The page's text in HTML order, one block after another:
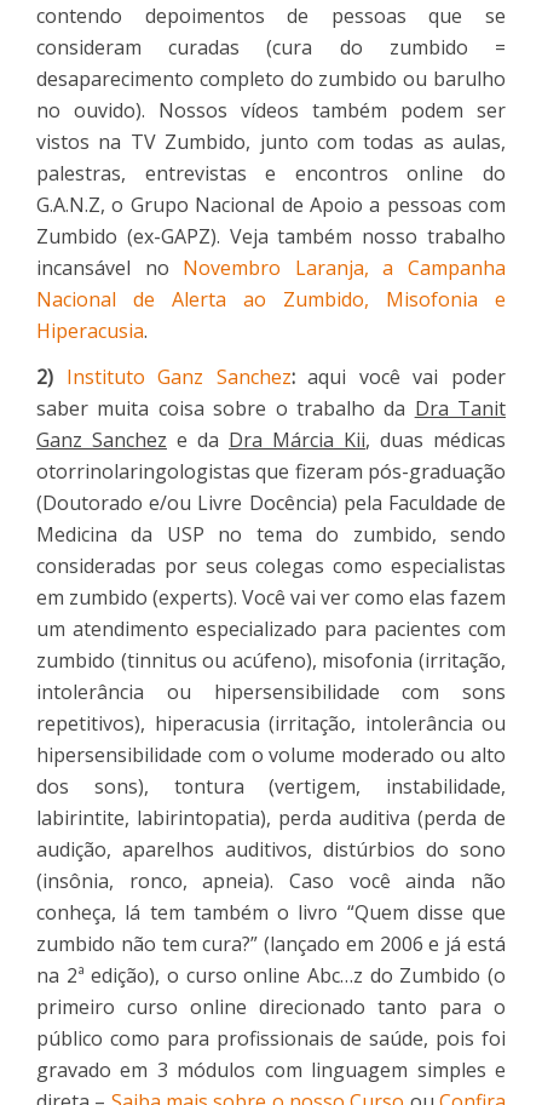
contendo depoimentos de pessoas que se
consideram curadas (cura do zumbido =
desaparecimento completo do zumbido ou barulho
no ouvido). Nossos vídeos também podem ser
vistos na TV Zumbido, junto com todas as aulas,
palestras, entrevistas e encontros online do
G.A.N.Z, o Grupo Nacional de Apoio a pessoas com
Zumbido (ex-GAPZ). Veja também nosso trabalho
incansável no Novembro Laranja, a Campanha
Nacional de Alerta ao Zumbido, Misofonia e
Hiperacusia.
2) Instituto Ganz Sanchez:aqui você vai poder
saber muita coisa sobre o trabalho da Dra Tanit
Ganz Sanchez e da Dra Márcia Kii, duas médicas
otorrinolaringologistas que fizeram pós-graduação
(Doutorado e/ou Livre Docência) pela Faculdade de
Medicina da USP no tema do zumbido, sendo
consideradas por seus colegas como especialistas
em zumbido (experts). Você vai ver como elas fazem
um atendimento especializado para pacientes com
zumbido (tinnitus ou acúfeno), misofonia (irritação,
intolerância ou hipersensibilidade com sons
repetitivos), hiperacusia (irritação, intolerância ou
hipersensibilidade com o volume moderado ou alto
dos sons), tontura (vertigem, instabilidade,
labirintite, labirintopatia), perda auditiva (perda de
audição, aparelhos auditivos, distúrbios do sono
(insônia, ronco, apneia). Caso você ainda não
conheça, lá tem também o livro “Quem disse que
zumbido não tem cura?” (lançado em 2006 e já está
na 2ª edição), o curso online Abc…z do Zumbido (o
primeiro curso online direcionado tanto para o
público como para profissionais de saúde, pois foi
gravado em 3 módulos com linguagem simples e